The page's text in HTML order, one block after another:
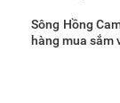
Sông Hồng
hàng mua sắm